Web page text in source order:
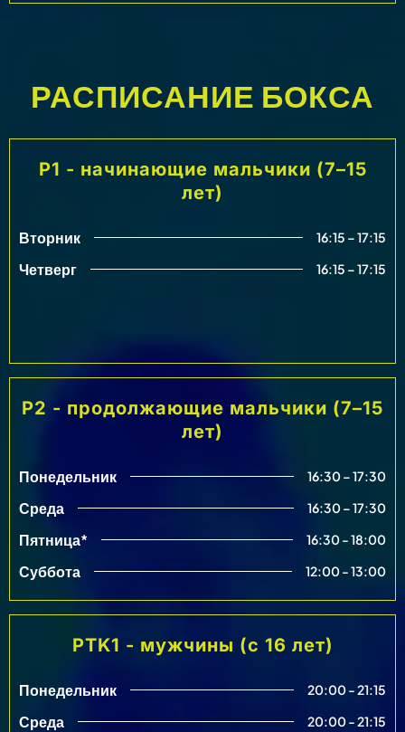
РАСПИСАНИЕ БОКСА
P1 - начинающие мальчики (7–15
лет)
Вторник 16:15 – 17:15
Четверг 16:15 – 17:15
P2 - продолжающие мальчики (7–15
лет)
Понедельник 16:30 – 17:30
Среда 16:30 – 17:30
Пятница* 16:30 - 18:00
Суббота 12:00 - 13:00
PTK1 - мужчины (с 16 лет)
Понедельник 20:00 - 21:15
Среда 20:00 - 21:15